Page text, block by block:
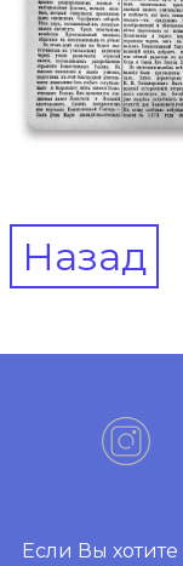
Post
navigation
Назад
Если Вы